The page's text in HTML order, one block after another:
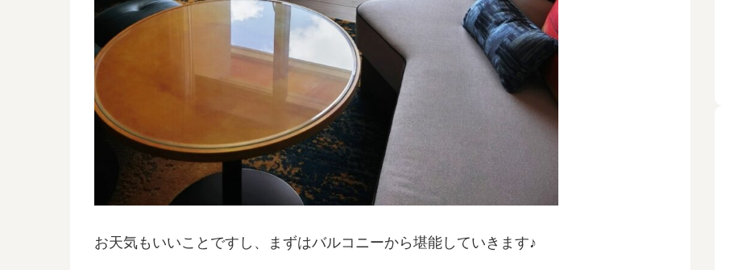
お天気もいいことですし、まずはバルコニーから堪能していきます♪